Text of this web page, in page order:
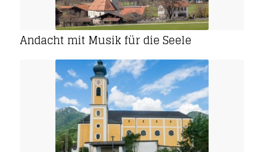
Andacht mit Musik für die Seele